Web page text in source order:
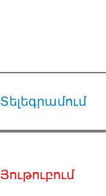
Տելեգրամում
Յութուբում